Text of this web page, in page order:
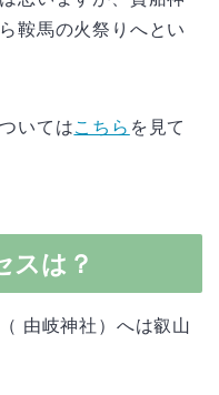
鞍馬の火祭りへとい
いてはこちら を見て
スは？
由岐神社）へは叡山